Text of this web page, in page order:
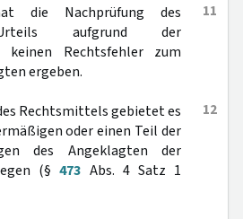
11
die Nachprüfung des
aufgrund der
keinen Rechtsfehler zum
ergeben.
12
Rechtsmittels gebietet es
oder einen Teil der
des Angeklagten der
(§473 Abs. 4 Satz 1